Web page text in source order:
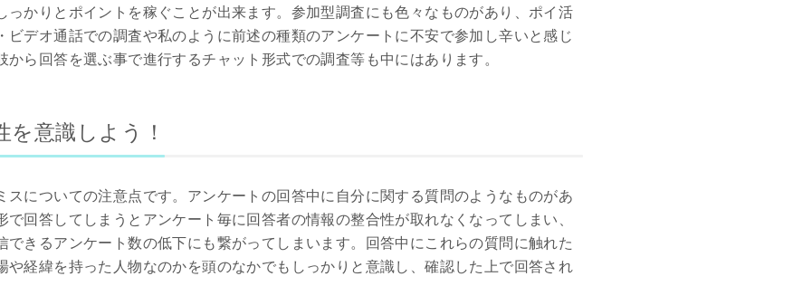
っかりとポイントを稼ぐことが出来ます。参加型調査にも色々なものがあり、ポイ活
ビデオ通話での調査や私のように前述の種類のアンケートに不安で参加し辛いと感じ
から回答を選ぶ事で進行するチャット形式での調査等も中にはあります。
を意識しよう！
スについての注意点です。アンケートの回答中に自分に関する質問のようなものがあ
で回答してしまうとアンケート毎に回答者の情報の整合性が取れなくなってしまい、
できるアンケート数の低下にも繋がってしまいます。回答中にこれらの質問に触れた
や経緯を持った人物なのかを頭のなかでもしっかりと意識し、確認した上で回答され